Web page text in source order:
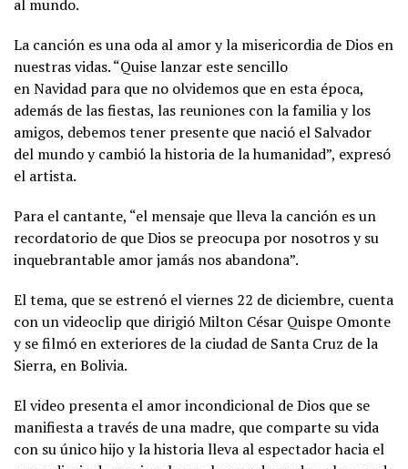
al mundo.
La canción es una oda al amor y la misericordia de Dios en
nuestras vidas. “Quise lanzar este sencillo
enNavidad para que no olvidemos que en esta época,
además de las fiestas, las reuniones con la familia y los
amigos, debemos tener presente que nació el Salvador
del mundo y cambió la historia de la humanidad”, expresó
el artista.
Para el cantante, “el mensaje que lleva la canción es un
recordatorio de que Dios se preocupa por nosotros y su
inquebrantable amor jamás nos abandona”.
El tema, que se estrenó el viernes 22 de diciembre, cuenta
con un videoclip que dirigió Milton César Quispe Omonte
y se filmó en exteriores de la ciudad de Santa Cruz de la
Sierra, en Bolivia.
El video presenta el amor incondicional de Dios que se
manifiesta a través de una madre, que comparte su vida
con su único hijo y la historia lleva al espectador hacia el